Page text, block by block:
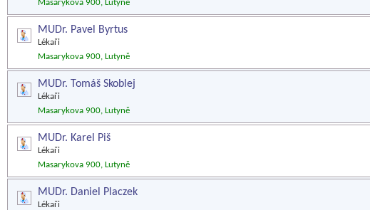
Masarykova 900, Lutyně
MUDr. Pavel Byrtus
Lékaři
Masarykova 900, Lutyně
MUDr. Tomáš Skoblej
Lékaři
Masarykova 900, Lutyně
MUDr. Karel Piš
Lékaři
Masarykova 900, Lutyně
MUDr. Daniel Placzek
Lékaři